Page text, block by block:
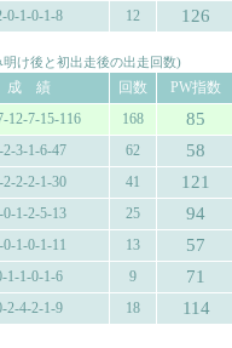
0-1-0-1-8 12 126
け後と初出走後の出走回数)
成 績 回数
PW指数
12-7-15-116 168 85
2-3-1-6-47 62 58
2-2-2-1-30 41 121
0-1-2-5-13 25 94
0-1-0-1-11 13 57
1-1-0-1-6 9 71
2-4-2-1-9 18 114